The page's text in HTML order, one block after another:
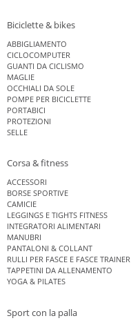
Biciclette & bikes
ABBIGLIAMENTO
CICLOCOMPUTER
GUANTI DA CICLISMO
MAGLIE
OCCHIALI DA SOLE
POMPE PER BICICLETTE
PORTABICI
PROTEZIONI
SELLE
Corsa & fitness
ACCESSORI
BORSE SPORTIVE
CAMICIE
LEGGINGS E TIGHTS FITNESS
INTEGRATORI ALIMENTARI
MANUBRI
PANTALONI & COLLANT
RULLI PER FASCE E FASCE TRAINER
TAPPETINI DA ALLENAMENTO
YOGA & PILATES
Sport con la palla